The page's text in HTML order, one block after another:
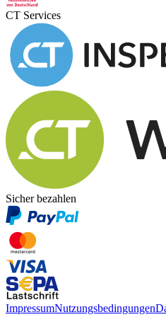
CT Services
Sicher bezahlen
ImpressumNutzungsbedingungen